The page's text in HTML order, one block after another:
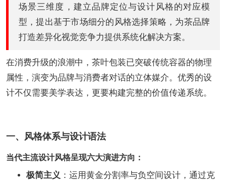
场景三维度，建立品牌定位与设计风格的对应模
型，提出基于市场细分的风格选择策略，为茶品牌
打造差异化视觉竞争力提供系统化解决方案。
在消费升级的浪潮中，茶叶包装已突破传统容器的物理
属性，演变为品牌与消费者对话的立体媒介。优秀的设
计不仅需要美学表达，更要构建完整的价值传递系统。
一、风格体系与设计语法
当代主流设计风格呈现六大演进方向：
极简主义 ：运用黄金分割率与负空间设计，通过克